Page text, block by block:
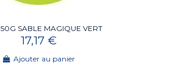
SABLE MAGIQUE VERT
17,17 €
Ajouter au panier